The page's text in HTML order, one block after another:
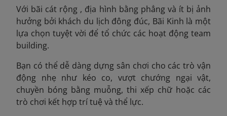
Với bãi cát rộng , địa hình bằng phẳng và ít bị ảnh
hưởng bởi khách du lịch đông đúc, Bãi Kinh là một
lựa chọn tuyệt vời để tổ chức các hoạt động team
building.
Bạn có thể dễ dàng dựng sân chơi cho các trò vận
động nhẹ như kéo co, vượt chướng ngại vật,
chuyền bóng bằng muỗng, thi xếp chữ hoặc các
trò chơi kết hợp trí tuệ và thể lực.